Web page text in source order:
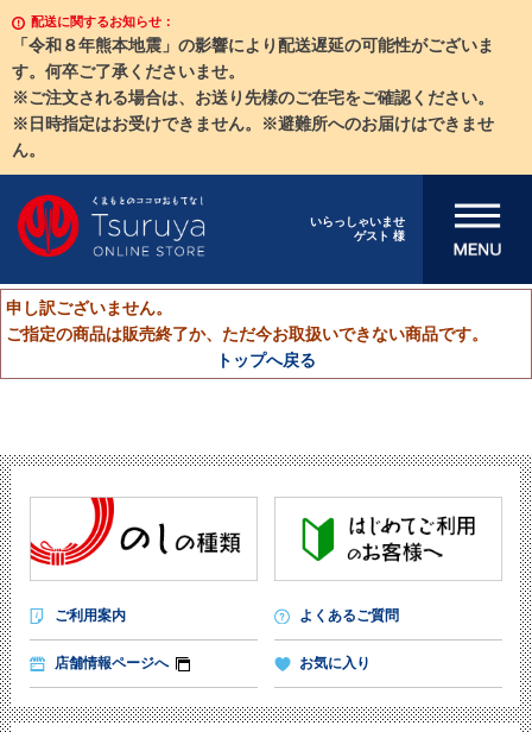
配送に関するお知らせ：
「令和８年熊本地震」の影響により配送遅延の可能性がございま
す。何卒ご了承くださいませ。
※ご注文される場合は、お送り先様のご在宅をご確認ください。
※日時指定はお受けできません。※避難所へのお届けはできませ
ん。
いらっしゃいませ
ゲスト 様
メニューを開
申し訳ございません。
ご指定の商品は販売終了か、ただ今お取扱いできない商品です。
トップへ戻る
ご利用案内 よくあるご質問
店舗情報ページへ お気に入り